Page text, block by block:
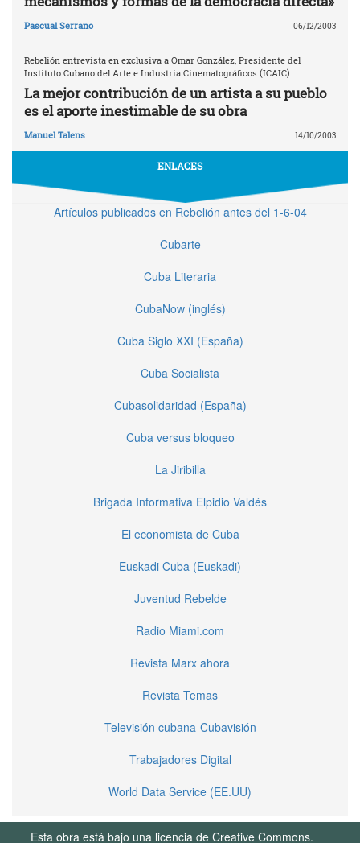
Pascual Serrano 06/12/2003
Rebelión entrevista en exclusiva a Omar González, Presidente del
Instituto Cubano del Arte e Industria Cinematográficos (ICAIC)
La mejor contribución de un artista a su pueblo
es el aporte inestimable de su obra
Manuel Talens 14/10/2003
ENLACES
Artículos publicados en Rebelión antes del 1-6-04
Cubarte
Cuba Literaria
CubaNow (inglés)
Cuba Siglo XXI (España)
Cuba Socialista
Cubasolidaridad (España)
Cuba versus bloqueo
La Jiribilla
Brigada Informativa Elpidio Valdés
El economista de Cuba
Euskadi Cuba (Euskadi)
Juventud Rebelde
Radio Miami.com
Revista Marx ahora
Revista Temas
Televisión cubana-Cubavisión
Trabajadores Digital
World Data Service (EE.UU)
Esta obra está bajo una licencia de Creative Commons.